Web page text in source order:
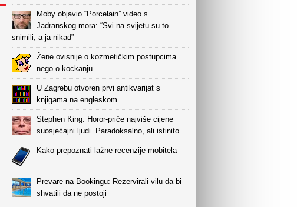
Moby objavio “Porcelain” video s
Jadranskog mora: “Svi na svijetu su to
snimili, a ja nikad”
Žene ovisnije o kozmetičkim postupcima
nego o kockanju
U Zagrebu otvoren prvi antikvarijat s
knjigama na engleskom
Stephen King: Horor-priče najviše cijene
suosjećajni ljudi. Paradoksalno, ali istinito
Kako prepoznati lažne recenzije mobitela
Prevare na Bookingu: Rezervirali vilu da bi
shvatili da ne postoji